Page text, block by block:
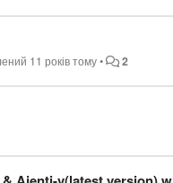
11 років тому• 2